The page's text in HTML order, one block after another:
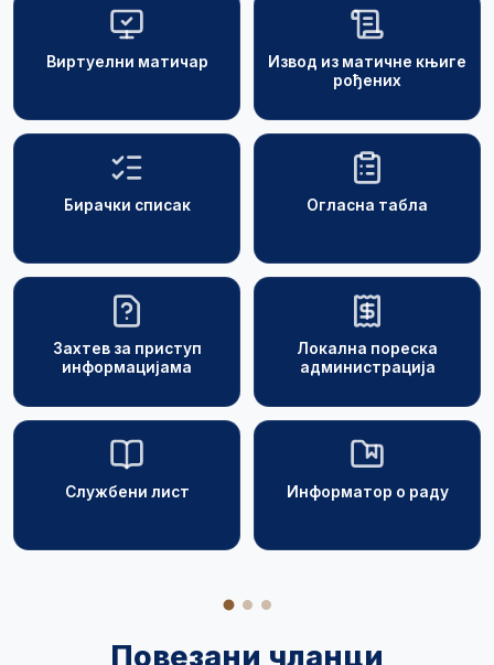
Виртуелни матичар
Извод из матичне књиге
рођених
Бирачки списак Огласна табла
Захтев за приступ
информацијама
Локална пореска
администрација
Службени лист Информатор о раду
Повезани чланци